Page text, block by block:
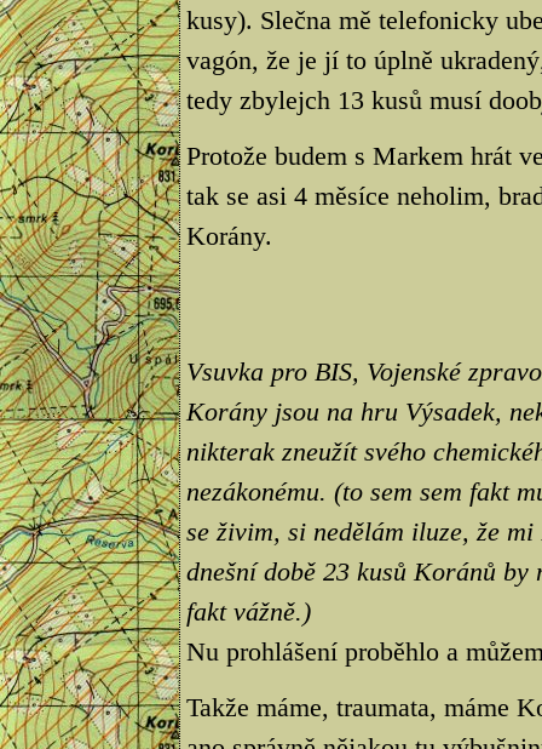
kusy). Slečna mě telefonicky
vagón, že je jí to úplně
tedy zbylejch 13 kusů musí
Protože budem s Markem hrát
tak se asi 4 měsíce neholim,
Korány.
Vsuvka pro BIS, Vojenské
Korány jsou na hru Výsadek,
nikterak zneužít svého
nezákonému. (to sem sem fakt
se živim, si nedělám iluze, že
dnešní době 23 kusů Koránů
fakt vážně.)
Nu prohlášení proběhlo a
Takže máme, traumata, máme